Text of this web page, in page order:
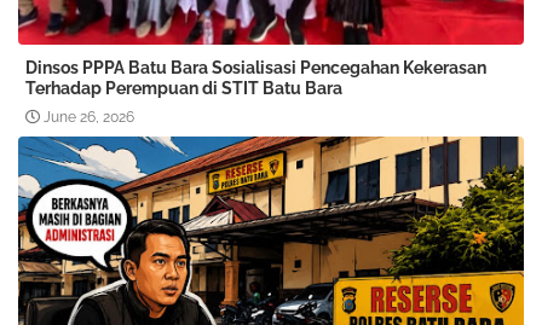
Dinsos PPPA Batu Bara Sosialisasi Pencegahan Kekerasan
Terhadap Perempuan di STIT Batu Bara
June 26, 2026